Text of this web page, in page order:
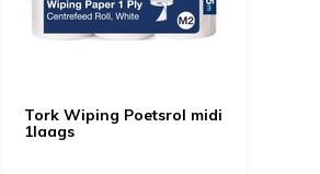
Tork Wiping Poetsrol midi
1laags